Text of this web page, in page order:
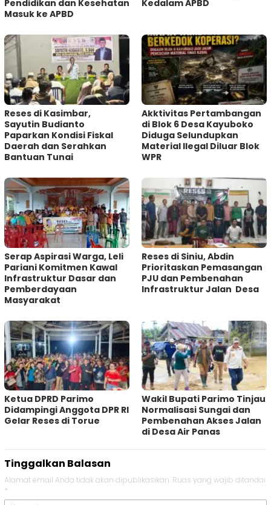
Pendidikan dan Kesehatan
Masuk ke APBD
Kedalam APBD
Reses di Kasimbar,
Sayutin Budianto
Paparkan Kondisi Fiskal
Daerah dan Serahkan
Bantuan Tunai
Akktivitas Pertambangan
di Blok 6 Desa Kayuboko
Diduga Selundupkan
Material Ilegal Diluar Blok
WPR
Serap Aspirasi Warga, Leli
Pariani Komitmen Kawal
Infrastruktur Dasar dan
Pemberdayaan
Masyarakat
Reses di Siniu, Abdin
Prioritaskan Pemasangan
PJU dan Pembenahan
Infrastruktur Jalan Desa
Ketua DPRD Parimo
Didampingi Anggota DPR RI
Gelar Reses di Torue
Wakil Bupati Parimo Tinjau
Normalisasi Sungai dan
Pembenahan Akses Jalan
di Desa Air Panas
Tinggalkan Balasan
Alamat email Anda tidak akan dipublikasikan. Ruas yang wajib ditandai
*